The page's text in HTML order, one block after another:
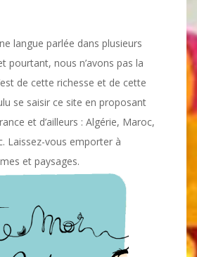
langue parlée dans plusieurs
pourtant, nous n’avons pas la
de cette richesse et de cette
se saisir ce site en proposant
et d’ailleurs : Algérie, Maroc,
Laissez-vous emporter à
et paysages.